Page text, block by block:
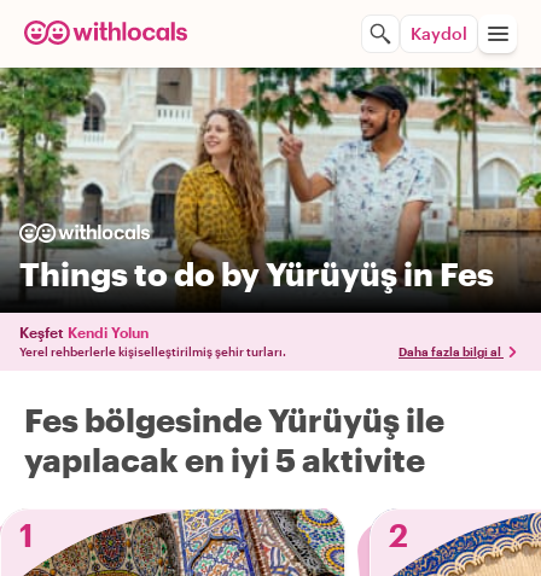
Kaydol
Things to do by Yürüyüş in Fes
Keşfet Kendi Yolun
Yerel rehberlerle kişiselleştirilmiş şehir turları. Daha fazla bilgi al
Fes bölgesinde Yürüyüş ile
yapılacak en iyi 5 aktivite
1
2